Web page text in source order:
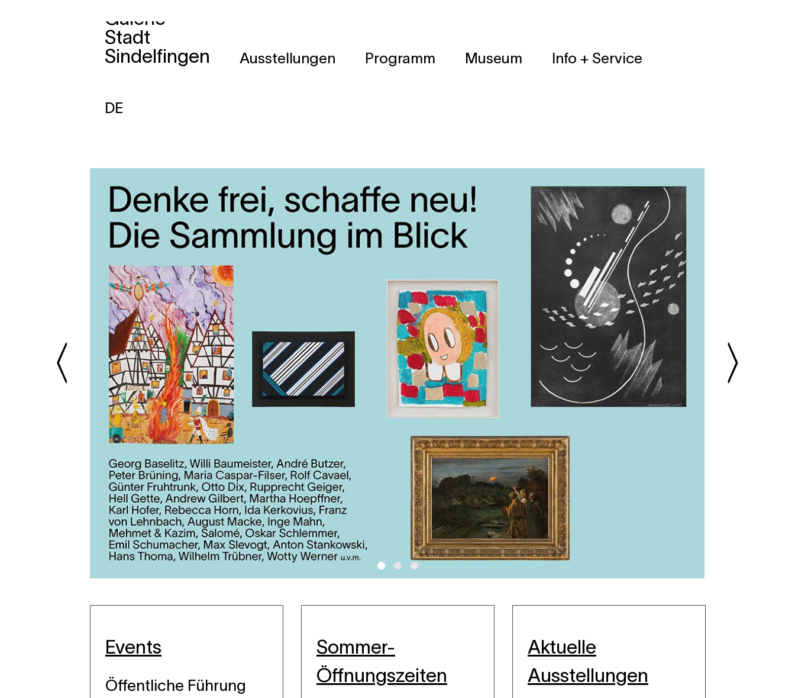
Galerie
Stadt
Sindelfingen
Ausstellungen Programm Museum Info + Service
DE
Events
Ebene 4 Platzhalter
Öffentliche Führung
Sommer-
Öffnungszeiten
Aktuelle
Ausstellungen